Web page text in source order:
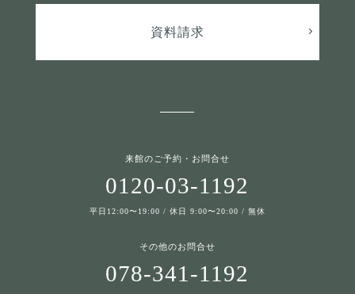
資料請求
来館のご予約・お問合せ
0120-03-1192
平日12:00〜19:00 / 休日 9:00〜20:00 / 無休
その他のお問合せ
078-341-1192